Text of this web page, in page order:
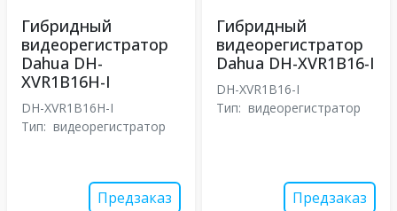
Гибридный
видеорегистратор
Dahua DH-
XVR1B16H-I
DH-XVR1B16H-I
Тип: видеорегистратор
Предзаказ
Гибридный
видеорегистратор
Dahua DH-XVR1B16-I
DH-XVR1B16-I
Тип: видеорегистратор
Предзаказ